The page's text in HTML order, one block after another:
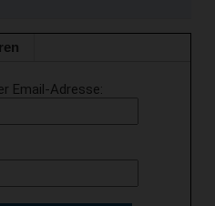
Email-Adresse